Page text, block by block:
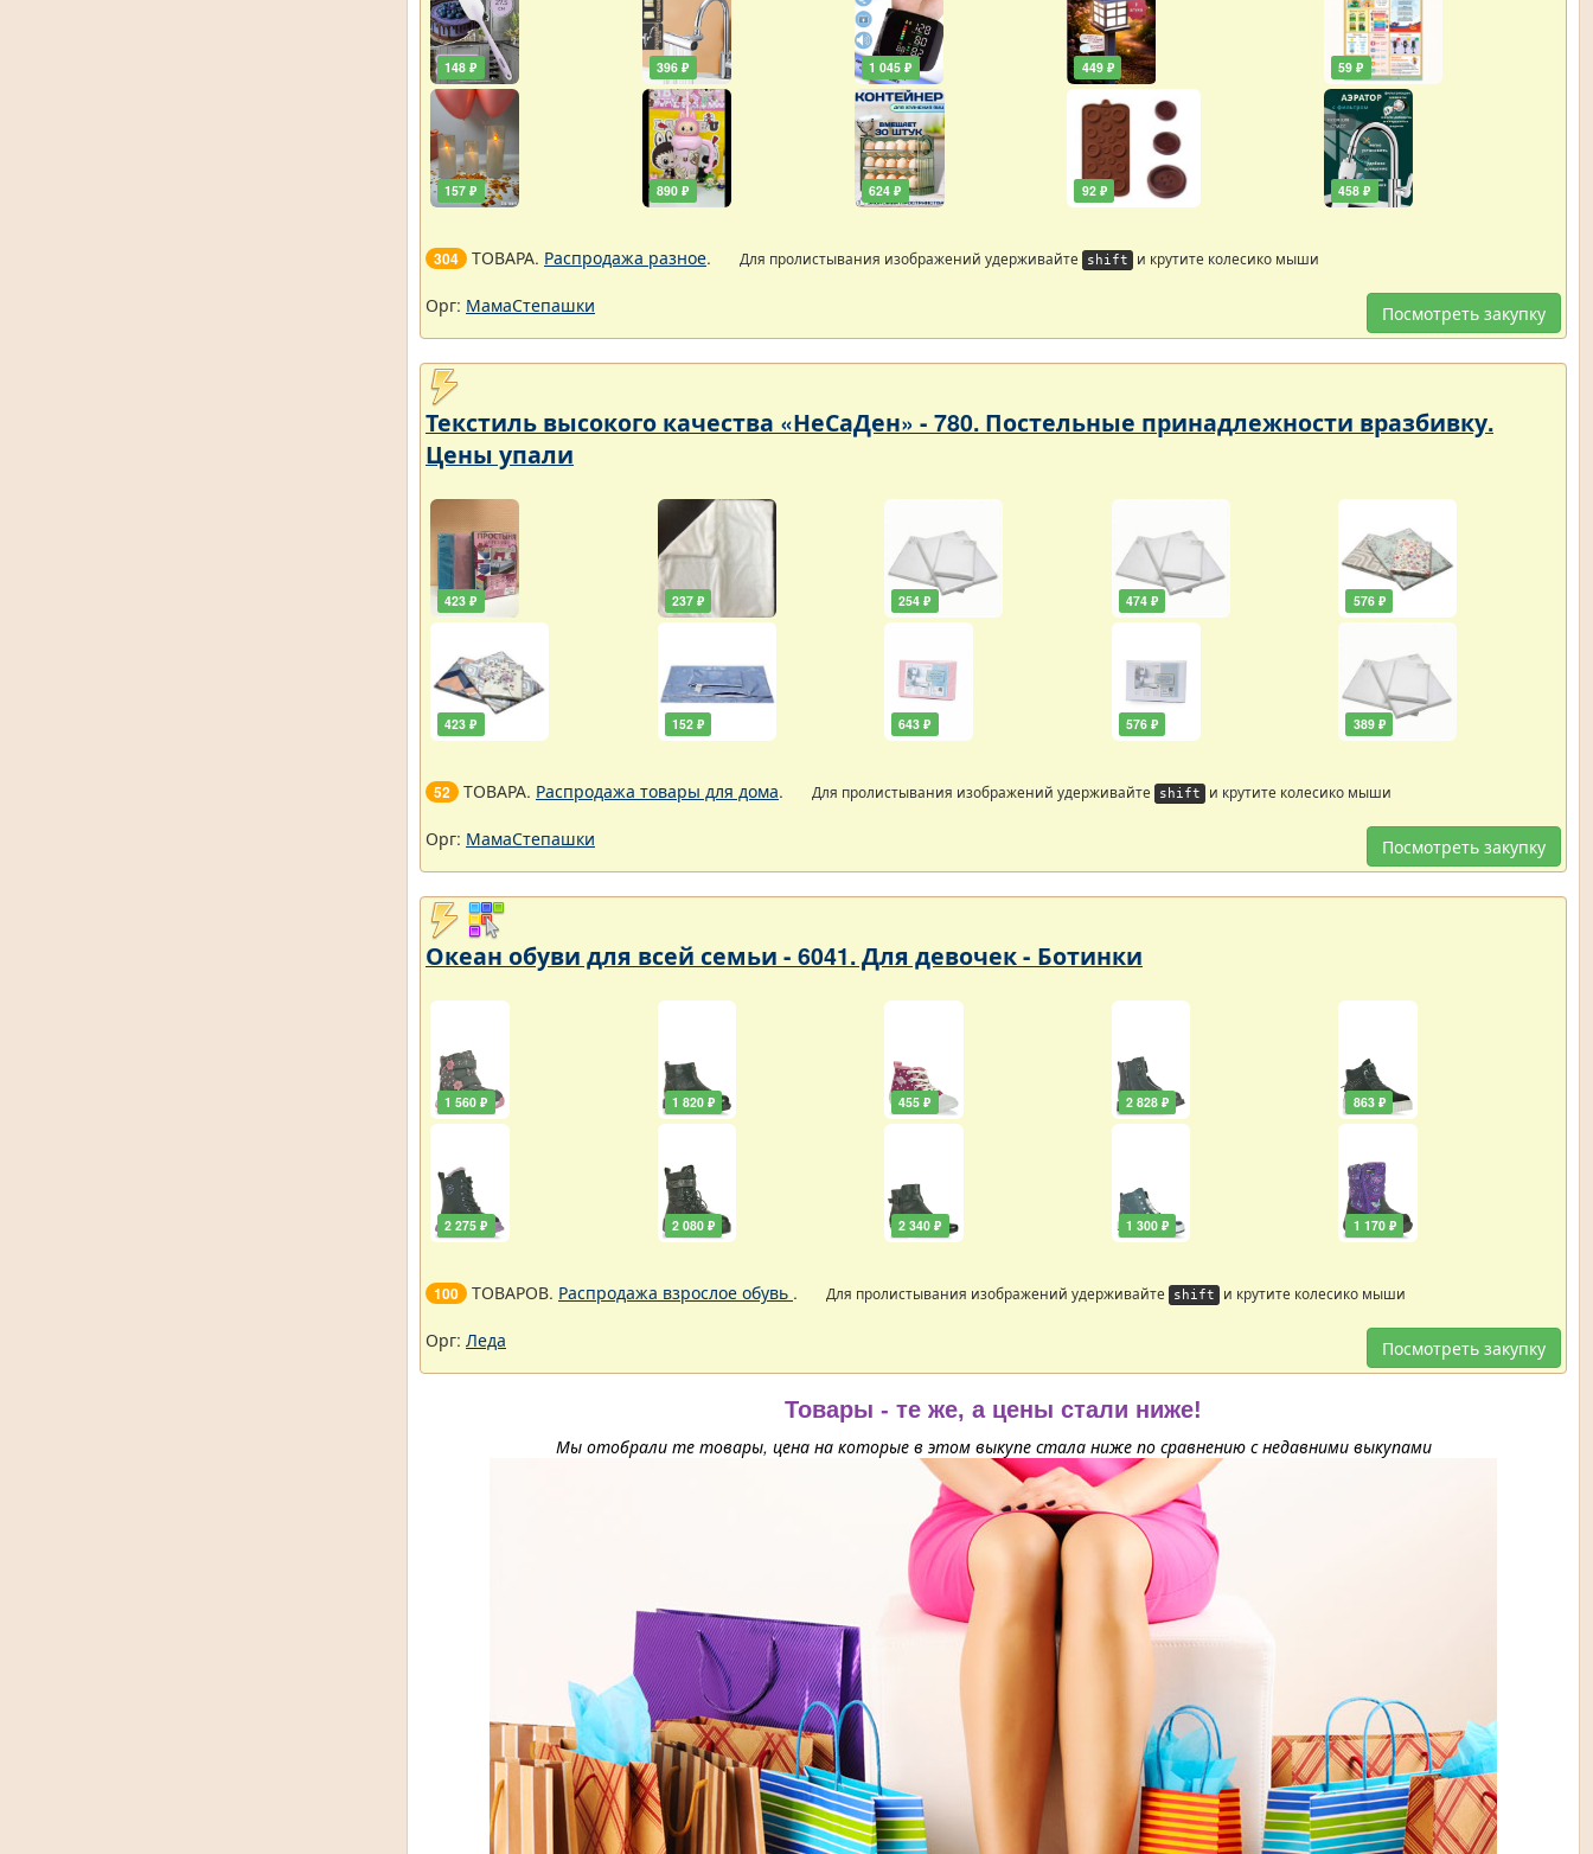
148 ₽
157 ₽
396 ₽
890 ₽
1 045 ₽
624 ₽
449 ₽
92 ₽
59 ₽
458 ₽
304 ТОВАРА. Распродажа разное. Для пролистывания изображений удерживайте shift и крутите колесико мыши
Посмотреть закупку
Орг: МамаСтепашки
Текстиль высокого качества «НеСаДен» - 780. Постельные принадлежности вразбивку.
Цены упали
423 ₽
423 ₽
237 ₽
152 ₽
254 ₽
643 ₽
474 ₽
576 ₽
576 ₽
389 ₽
52 ТОВАРА. Распродажа товары для дома. Для пролистывания изображений удерживайте shift и крутите колесико мыши
Посмотреть закупку
Орг: МамаСтепашки
Океан обуви для всей семьи - 6041. Для девочек - Ботинки
1 560 ₽
2 275 ₽
1 820 ₽
2 080 ₽
455 ₽
2 340 ₽
2 828 ₽
1 300 ₽
863 ₽
1 170 ₽
100 ТОВАРОВ. Распродажа взрослое обувь . Для пролистывания изображений удерживайте shift и крутите колесико мыши
Посмотреть закупку
Орг: Леда
Товары - те же, а цены стали ниже!
Мы отобрали те товары, цена на которые в этом выкупе стала ниже по сравнению с недавними выкупами